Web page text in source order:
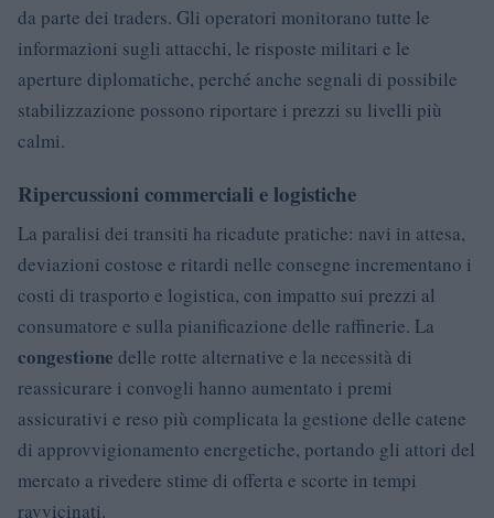
da parte dei traders. Gli operatori monitorano tutte le
informazioni sugli attacchi, le risposte militari e le
aperture diplomatiche, perché anche segnali di possibile
stabilizzazione possono riportare i prezzi su livelli più
calmi.
Ripercussioni commerciali e logistiche
La paralisi dei transiti ha ricadute pratiche: navi in attesa,
deviazioni costose e ritardi nelle consegne incrementano i
costi di trasporto e logistica, con impatto sui prezzi al
consumatore e sulla pianificazione delle raffinerie. La
congestione delle rotte alternative e la necessità di
reassicurare i convogli hanno aumentato i premi
assicurativi e reso più complicata la gestione delle catene
di approvvigionamento energetiche, portando gli attori del
mercato a rivedere stime di offerta e scorte in tempi
ravvicinati.